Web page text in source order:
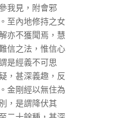
我見，附會邪
至內地修持之女
亦不獲聞焉，慧
信之法，惟信心
是經義不可思
，甚深義趣，反
金剛經以無住為
，是謂降伏其